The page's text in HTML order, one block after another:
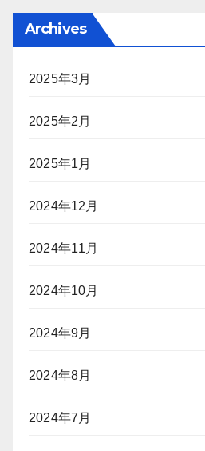
Archives
2025年3月
2025年2月
2025年1月
2024年12月
2024年11月
2024年10月
2024年9月
2024年8月
2024年7月